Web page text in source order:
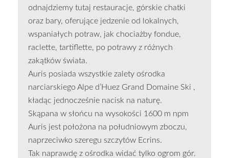
odnajdziemy tutaj restauracje, górskie chatki
oraz bary, oferujące jedzenie od lokalnych,
wspaniałych potraw, jak chociażby fondue,
raclette, tartiflette, po potrawy z różnych
zakątków świata.
Auris posiada wszystkie zalety ośrodka
narciarskiego Alpe d’Huez Grand Domaine Ski ,
kładąc jednocześnie nacisk na naturę.
Skąpana w słońcu na wysokości 1600 m npm
Auris jest położona na południowym zboczu,
naprzeciwko szeregu szczytów Ecrins.
Tak naprawdę z ośrodka widać tylko ogrom gór.